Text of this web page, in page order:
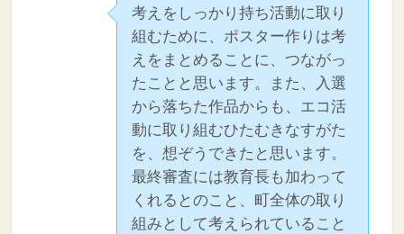
考えをしっかり持ち活動に取り
組むために、ポスター作りは考
えをまとめることに、つながっ
たことと思います。また、入選
から落ちた作品からも、エコ活
動に取り組むひたむきなすがた
を、想ぞうできたと思います。
最終審査には教育長も加わって
くれるとのこと、町全体の取り
組みとして考えられていること